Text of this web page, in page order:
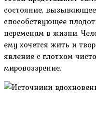
состояние,
способствующее
переменам в жизни.
ему хочется жить и
явление с глотком
мировоззрение.